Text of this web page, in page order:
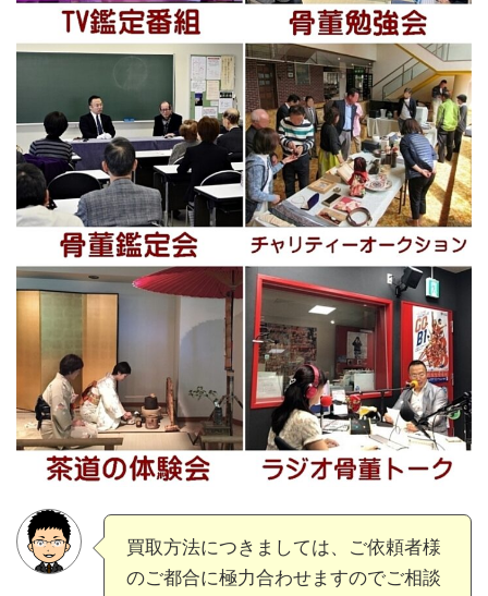
買取方法につきましては、ご依頼者様
のご都合に極力合わせますのでご相談